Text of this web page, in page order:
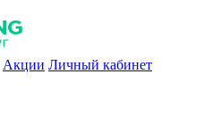
Акции Личный кабинет